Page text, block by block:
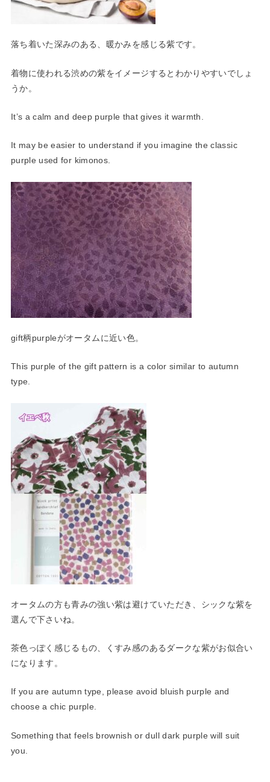
落ち着いた深みのある、暖かみを感じる紫です。
着物に使われる渋めの紫をイメージするとわかりやすいでしょ
うか。
It’s a calm and deep purple that gives it warmth.
It may be easier to understand if you imagine the classic
purple used for kimonos.
gift柄purpleがオータムに近い色。
This purple of the gift pattern is a color similar to autumn
type.
オータムの方も青みの強い紫は避けていただき、シックな紫を
選んで下さいね。
茶色っぽく感じるもの、くすみ感のあるダークな紫がお似合い
にな ります。
If you are autumn type, please avoid bluish purple and
choose a chic purple.
Something that feels brownish or dull dark purple will suit
you.